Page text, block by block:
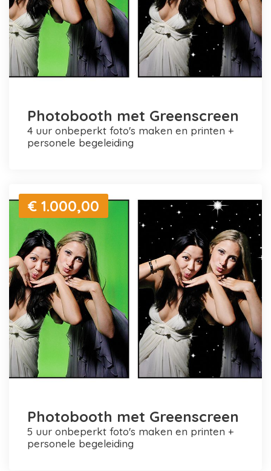
Photobooth met Greenscreen
4 uur onbeperkt foto's maken en printen +
personele begeleiding
€ 1.000,00
Photobooth met Greenscreen
5 uur onbeperkt foto's maken en printen +
personele begeleiding